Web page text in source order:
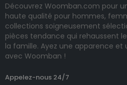
Découvrez Woomban.com pour
haute qualité pour hommes,
collections soigneusement
pièces tendance qui rehaussent
la famille. Ayez une apparence et
avec Woomban !
Appelez-nous 24/7